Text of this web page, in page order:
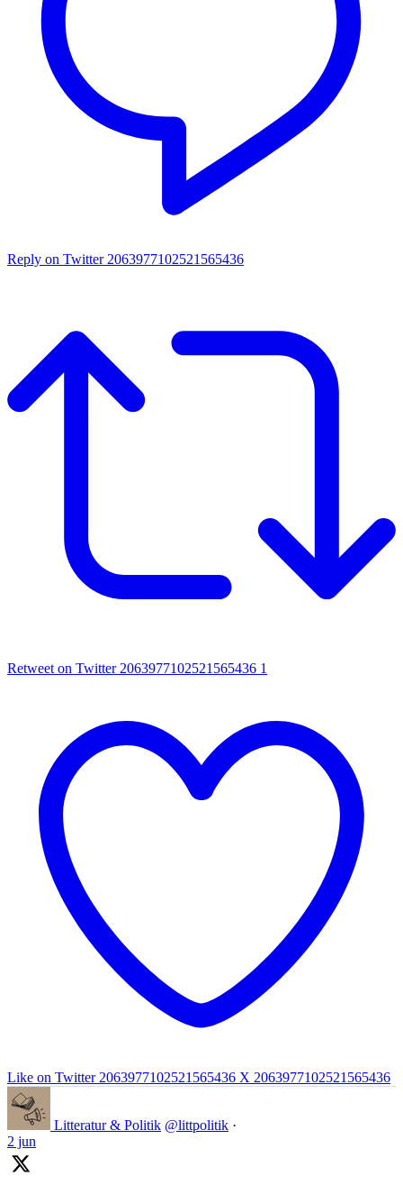
Reply on Twitter 2063977102521565436
Retweet on Twitter 2063977102521565436 1
Like on Twitter 2063977102521565436 X 2063977102521565436
Litteratur & Politik @littpolitik ·
2 jun